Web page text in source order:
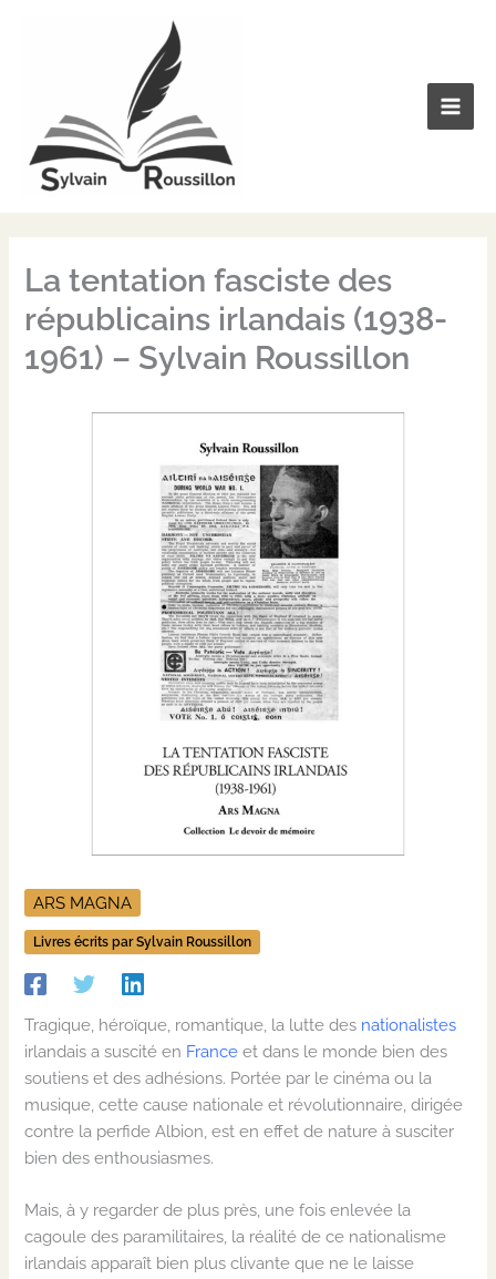
La tentation fasciste des
républicains irlandais (1938-
1961) – Sylvain Roussillon
ARS MAGNA
Livres écrits par Sylvain Roussillon
Tragique, héroïque, romantique, la lutte des nationalistes
irlandais a suscité en France et dans le monde bien des
soutiens et des adhésions. Portée par le cinéma ou la
musique, cette cause nationale et révolutionnaire, dirigée
contre la perfide Albion, est en effet de nature à susciter
bien des enthousiasmes.
Mais, à y regarder de plus près, une fois enlevée la
cagoule des paramilitaires, la réalité de ce nationalisme
irlandais apparaît bien plus clivante que ne le laisse